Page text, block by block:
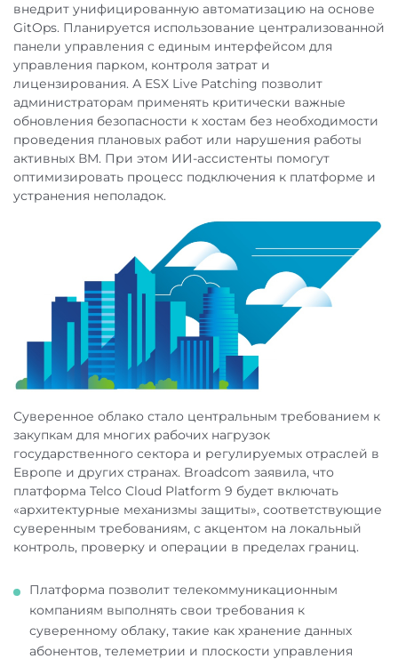
внедрит унифицированную автоматизацию на основе
GitOps. Планируется использование централизованной
панели управления с единым интерфейсом для
управления парком, контроля затрат и
лицензирования. А ESX Live Patching позволит
администраторам применять критически важные
обновления безопасности к хостам без необходимости
проведения плановых работ или нарушения работы
активных ВМ. При этом ИИ-ассистенты помогут
оптимизировать процесс подключения к платформе и
устранения неполадок.
Суверенное облако стало центральным требованием к
закупкам для многих рабочих нагрузок
государственного сектора и регулируемых отраслей в
Европе и других странах. Broadcom заявила, что
платформа Telco Cloud Platform 9 будет включать
«архитектурные механизмы защиты», соответствующие
суверенным требованиям, с акцентом на локальный
контроль, проверку и операции в пределах границ.
Платформа позволит телекоммуникационным
компаниям выполнять свои требования к
суверенному облаку, такие как хранение данных
абонентов, телеметрии и плоскости управления